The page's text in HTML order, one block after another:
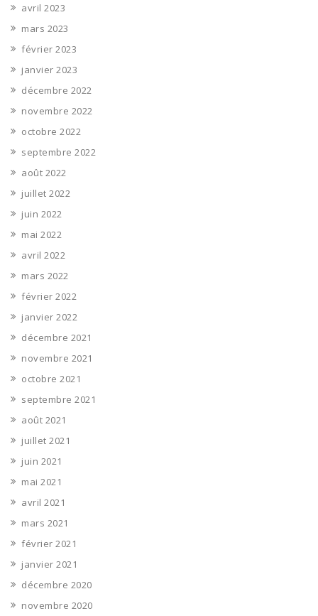
avril 2023
mars 2023
février 2023
janvier 2023
décembre 2022
novembre 2022
octobre 2022
septembre 2022
août 2022
juillet 2022
juin 2022
mai 2022
avril 2022
mars 2022
février 2022
janvier 2022
décembre 2021
novembre 2021
octobre 2021
septembre 2021
août 2021
juillet 2021
juin 2021
mai 2021
avril 2021
mars 2021
février 2021
janvier 2021
décembre 2020
novembre 2020